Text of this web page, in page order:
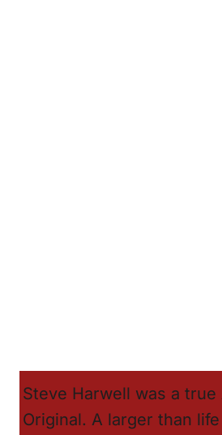
Steve Harwell was a true
Original. A larger than